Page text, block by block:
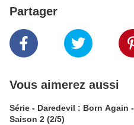
Partager
Vous aimerez aussi
Série - Daredevil : Born Again -
Saison 2 (2/5)